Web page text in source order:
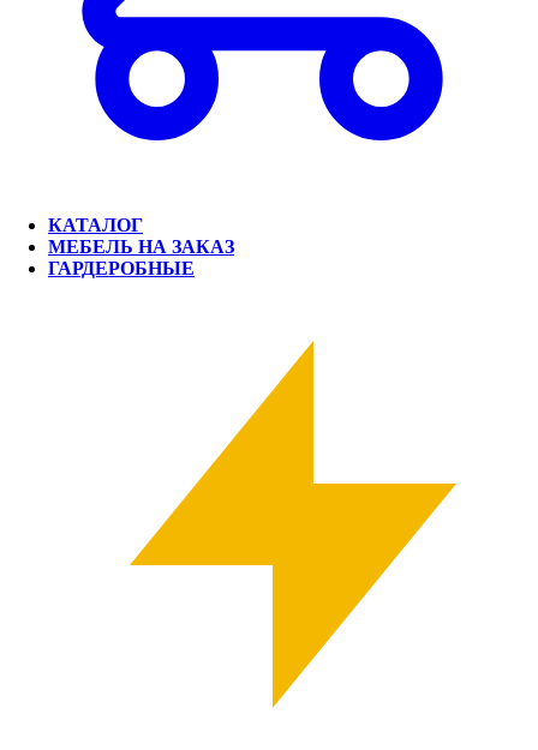
КАТАЛОГ
МЕБЕЛЬ НА ЗАКАЗ
ГАРДЕРОБНЫЕ